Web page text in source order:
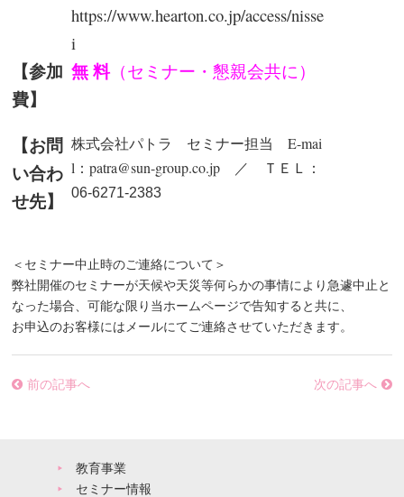
https://www.hearton.co.jp/access/nisse
i
【参加
費】
無 料（セミナー・懇親会共に）
【お問
い合わ
せ先】
株式会社パトラ セミナー担当E-mai
l：patra@sun-group.co.jp ／ ＴＥＬ：
06-6271-2383
＜セミナー中止時のご連絡について＞
弊社開催のセミナーが天候や天災等何らかの事情により急遽中止と
なった場合、可能な限り当ホームページで告知すると共に、
お申込のお客様にはメールにてご連絡させていただきます。
前の記事へ 次の記事へ
教育事業
セミナー情報